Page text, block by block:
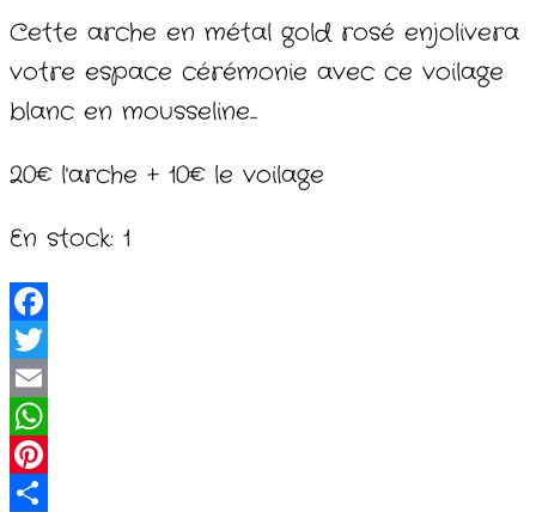
Cette arche en métal gold rosé enjolivera
votre espace cérémonie avec ce voilage
blanc en mousseline...
20€ l'arche + 10€ le voilage
En stock: 1
Facebook
Twitter
Email
WhatsApp
Pinterest